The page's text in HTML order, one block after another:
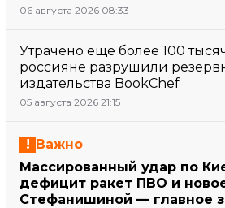
06 августа 2026 08:33
Утрачено еще более 100
россияне разрушили
издательства BookChef
05 августа 2026 21:15
Важно
Массированный удар по
дефицит ракет ПВО и
Стефанишиной — главное